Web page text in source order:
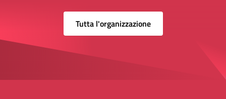
Tutta l'organizzazione